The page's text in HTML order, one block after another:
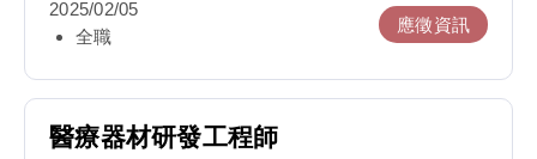
2025/02/05
全職
應徵資訊
醫療器材研發工程師